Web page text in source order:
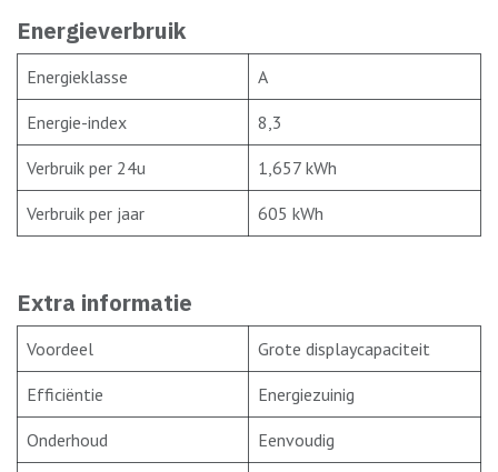
Energieverbruik
Energieklasse A
Energie-index 8,3
Verbruik per 24u 1,657 kWh
Verbruik per jaar 605 kWh
Extra informatie
Voordeel Grote displaycapaciteit
Efficiëntie Energiezuinig
Onderhoud Eenvoudig